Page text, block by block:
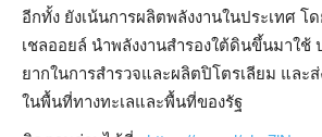
อีกทั้ง ยังเน้นการผลิตพลังงานในประเทศ โ
เชลออยล์ นำพลังงานสำรองใต้ดินขึ้นมาใ
ยากในการสำรวจและผลิตปิโตรเลียม และส่
ในพื้นที่ทางทะเลและพื้นที่ของรัฐ